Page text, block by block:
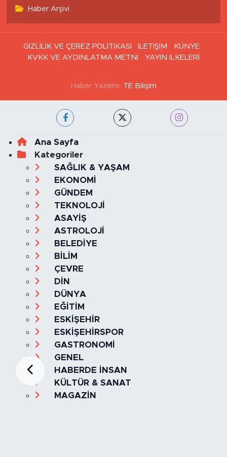
Haber Arşivi
GİZLİLİK VE ÇEREZ POLİTİKASI İLETİŞİM
KÜNYE
KVKK VE AYDINLATMA METNİ
YAYIN İLKELERİ
Haber Yazılımı: TE Bilişim
Ana Sayfa
Kategoriler
SAĞLIK & YAŞAM
EKONOMİ
GÜNDEM
TEKNOLOJİ
ASAYİŞ
ASTROLOJİ
BELEDİYE
BİLİM
ÇEVRE
DİN
DÜNYA
EĞİTİM
ESKİŞEHİR
ESKİŞEHİRSPOR
GASTRONOMİ
GENEL
HABERDE İNSAN
KÜLTÜR & SANAT
MAGAZİN